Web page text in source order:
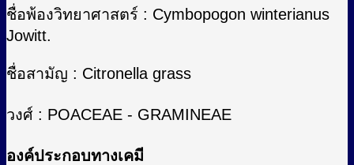
ชื่อพ้องวิทยาศาสตร์ : Cymbopogon winterianus
Jowitt.
ชื่อสามัญ : Citronella grass
วงศ์ : POACEAE - GRAMINEAE
องค์ประกอบทางเคมี